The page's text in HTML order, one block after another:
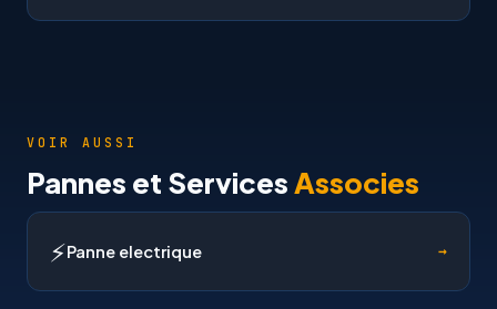
VOIR AUSSI
Pannes et ServicesAssocies
⚡Panne electrique →